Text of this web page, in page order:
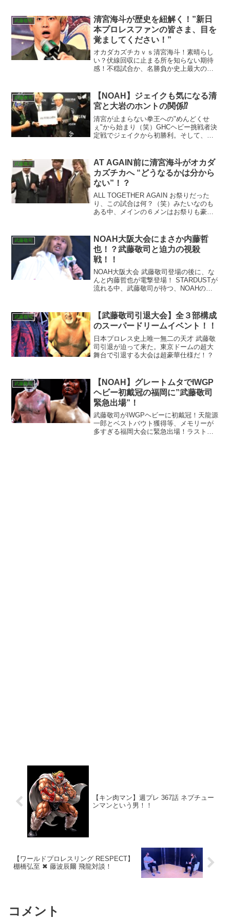
武藤敬司
清宮海斗が歴史を紐解く！”新日
本プロレスファンの皆さま、目を
覚ましてください！”
オカダカズチカｖｓ清宮海斗！素晴らし
い？伏線回収に止まる所を知らない期待
感！不穏試合か、名勝負か史上最大の夜
武藤敬司
【NOAH】ジェイクも気になる清
宮と大岩のホントの関係⁉
清宮が止まらない拳王への"めんどくせ
ぇ"から始まり（笑）GHCヘビー挑戦者決
定戦でジェイクから初勝利。そして、両
メインの１人として出場し、何と、週プ
ロ２週連...
武藤敬司
AT AGAIN前に清宮海斗がオカダ
カズチカへ “どうなるかは分から
ない”！？
ALL TOGETHER AGAIN お祭りだった
り、この試合は何？（笑）みたいなのも
ある中、メインの６メンはお祭りも豪華
武藤敬司
NOAH大阪大会にまさか内藤哲
也！？武藤敬司と迫力の視殺
戦！！
NOAH大阪大会 武藤敬司登場の後に、な
んと内藤哲也が電撃登場！ STARDUSTが
流れる中、武藤敬司が待つ、NOAHのど
武藤敬司
【武藤敬司引退大会】全３部構成
のスーパードリームイベント！！
日本プロレス史上唯一無二の天才 武藤敬
司引退が迫って来た。東京ドームの超大
舞台で引退する大会は超豪華仕様だ！？
武藤敬司
【NOAH】グレートムタでIWGP
ヘビー初戴冠の福岡に”武藤敬司
緊急出場”！
武藤敬司がIWGPヘビーに初戴冠！天龍源
一郎とベストバウト獲得等、メモリーが
多すぎる福岡大会に緊急出場！ラスト福
【キン肉マン】週プレ 367話 ネプチュー
ンマンという男！！
【ワールドプロレスリング RESPECT】
棚橋弘至 ✖ 藤波辰爾 飛龍対談！
コメント